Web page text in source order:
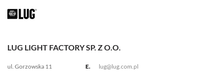
LUG LIGHT FACTORY SP. Z O.O.
ul. Gorzowska 11
E.
lug@lug.com.pl